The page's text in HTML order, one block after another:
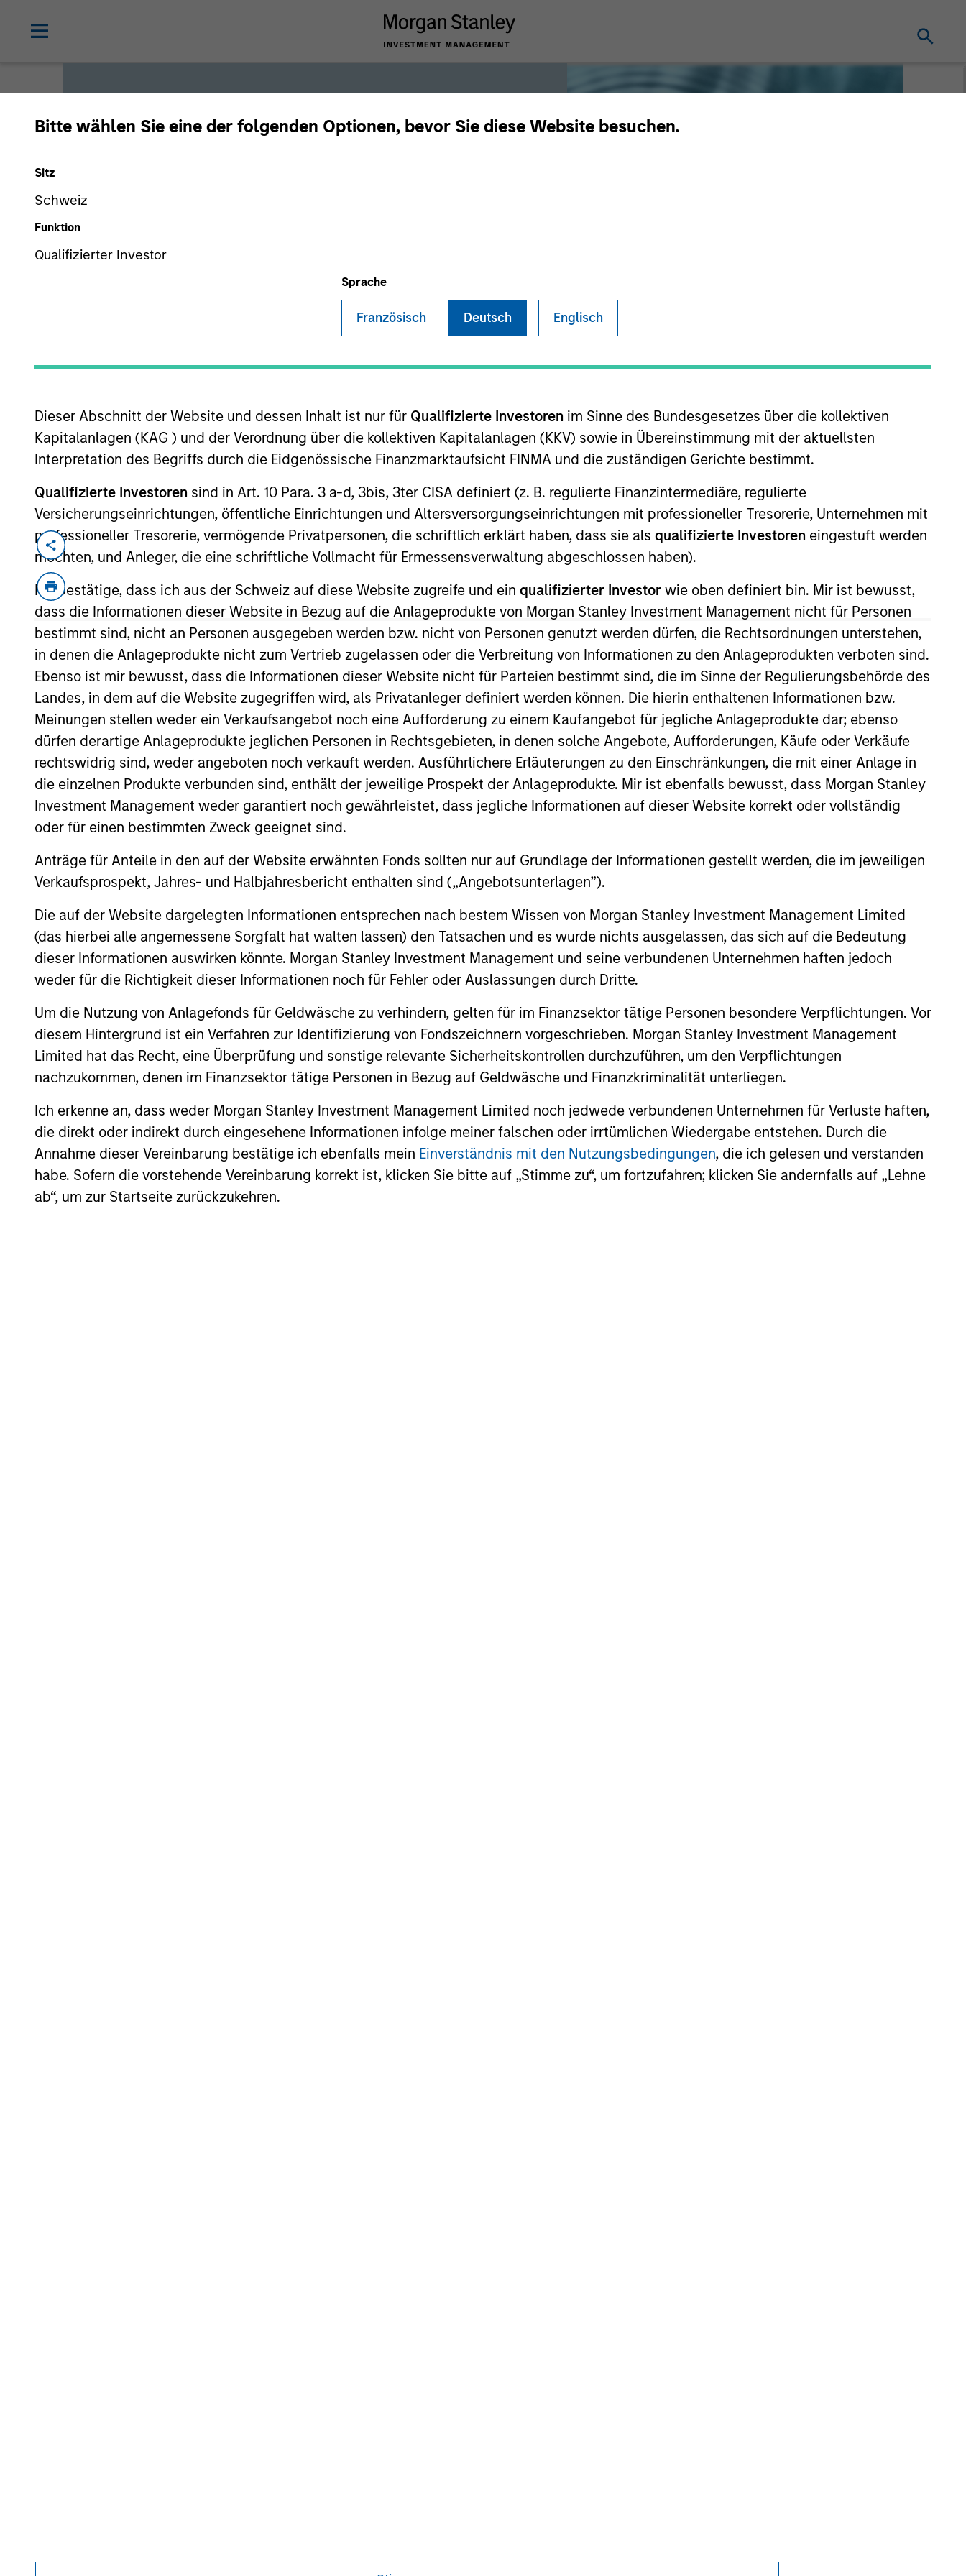
Bitte wählen Sie eine der folgenden Optionen, bevor Sie diese Website besuchen.
Sitz
Schweiz
Funktion
Qualifizierter Investor
Sprache
Französisch Deutsch Englisch
Dieser Abschnitt der Website und dessen Inhalt ist nur für Qualifizierte Investoren im Sinne des Bundesgesetzes über die kollektiven
Kapitalanlagen (KAG ) und der Verordnung über die kollektiven Kapitalanlagen (KKV) sowie in Übereinstimmung mit der aktuellsten
Interpretation des Begriffs durch die Eidgenössische Finanzmarktaufsicht FINMA und die zuständigen Gerichte bestimmt.
Qualifizierte Investoren sind in Art. 10 Para. 3 a-d, 3bis, 3ter CISA definiert (z. B. regulierte Finanzintermediäre, regulierte
Versicherungseinrichtungen, öffentliche Einrichtungen und Altersversorgungseinrichtungen mit professioneller Tresorerie, Unternehmen mit
professioneller Tresorerie, vermögende Privatpersonen, die schriftlich erklärt haben, dass sie als qualifizierte Investoren eingestuft werden
möchten, und Anleger, die eine schriftliche Vollmacht für Ermessensverwaltung abgeschlossen haben).
Ich bestätige, dass ich aus der Schweiz auf diese Website zugreife und ein qualifizierter Investor wie oben definiert bin. Mir ist bewusst,
dass die Informationen dieser Website in Bezug auf die Anlageprodukte von Morgan Stanley Investment Management nicht für Personen
bestimmt sind, nicht an Personen ausgegeben werden bzw. nicht von Personen genutzt werden dürfen, die Rechtsordnungen unterstehen,
in denen die Anlageprodukte nicht zum Vertrieb zugelassen oder die Verbreitung von Informationen zu den Anlageprodukten verboten sind.
Ebenso ist mir bewusst, dass die Informationen dieser Website nicht für Parteien bestimmt sind, die im Sinne der Regulierungsbehörde des
Landes, in dem auf die Website zugegriffen wird, als Privatanleger definiert werden können. Die hierin enthaltenen Informationen bzw.
Meinungen stellen weder ein Verkaufsangebot noch eine Aufforderung zu einem Kaufangebot für jegliche Anlageprodukte dar; ebenso
dürfen derartige Anlageprodukte jeglichen Personen in Rechtsgebieten, in denen solche Angebote, Aufforderungen, Käufe oder Verkäufe
rechtswidrig sind, weder angeboten noch verkauft werden. Ausführlichere Erläuterungen zu den Einschränkungen, die mit einer Anlage in
die einzelnen Produkte verbunden sind, enthält der jeweilige Prospekt der Anlageprodukte. Mir ist ebenfalls bewusst, dass Morgan Stanley
Investment Management weder garantiert noch gewährleistet, dass jegliche Informationen auf dieser Website korrekt oder vollständig
oder für einen bestimmten Zweck geeignet sind.
Anträge für Anteile in den auf der Website erwähnten Fonds sollten nur auf Grundlage der Informationen gestellt werden, die im jeweiligen
Verkaufsprospekt, Jahres- und Halbjahresbericht enthalten sind („Angebotsunterlagen”).
Die auf der Website dargelegten Informationen entsprechen nach bestem Wissen von Morgan Stanley Investment Management Limited
(das hierbei alle angemessene Sorgfalt hat walten lassen) den Tatsachen und es wurde nichts ausgelassen, das sich auf die Bedeutung
dieser Informationen auswirken könnte. Morgan Stanley Investment Management und seine verbundenen Unternehmen haften jedoch
weder für die Richtigkeit dieser Informationen noch für Fehler oder Auslassungen durch Dritte.
Um die Nutzung von Anlagefonds für Geldwäsche zu verhindern, gelten für im Finanzsektor tätige Personen besondere Verpflichtungen. Vor
diesem Hintergrund ist ein Verfahren zur Identifizierung von Fondszeichnern vorgeschrieben. Morgan Stanley Investment Management
Limited hat das Recht, eine Überprüfung und sonstige relevante Sicherheitskontrollen durchzuführen, um den Verpflichtungen
nachzukommen, denen im Finanzsektor tätige Personen in Bezug auf Geldwäsche und Finanzkriminalität unterliegen.
Ich erkenne an, dass weder Morgan Stanley Investment Management Limited noch jedwede verbundenen Unternehmen für Verluste haften,
die direkt oder indirekt durch eingesehene Informationen infolge meiner falschen oder irrtümlichen Wiedergabe entstehen. Durch die
Annahme dieser Vereinbarung bestätige ich ebenfalls mein Einverständnis mit den Nutzungsbedingungen, die ich gelesen und verstanden
habe. Sofern die vorstehende Vereinbarung korrekt ist, klicken Sie bitte auf „Stimme zu“, um fortzufahren; klicken Sie andernfalls auf „Lehne
ab“, um zur Startseite zurückzukehren.
preservation.
Überblick Produkte
CashInvest by Morgan
Stanley
Explore More Kontakt
Overview
Expertise
We help treasury professionals and other clients
navigate the ever-evolving cash management
landscape through a combination of expertise,
resources and strategies.
Resources
Our dedicated team offers client-focused
resources and expertise with technology-based
support and solutions.
Investment solutions
Strategies to meet a range of investor cash-
management needs – from liquidity and money
markets to ultra-short funds and customized
solutions.